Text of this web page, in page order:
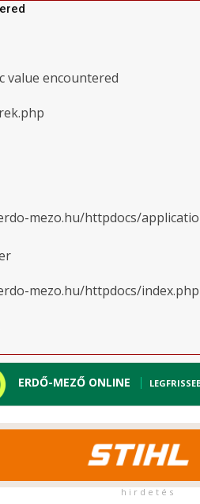
value encountered
mezo.hu/httpdocs/
mezo.hu/httpdocs/index.php
ERDŐ-MEZŐ ONLINE
h i r d e t é s